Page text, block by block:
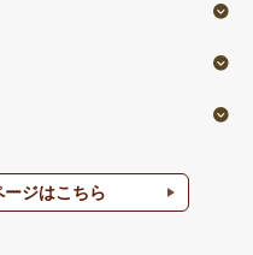
ジはこちら